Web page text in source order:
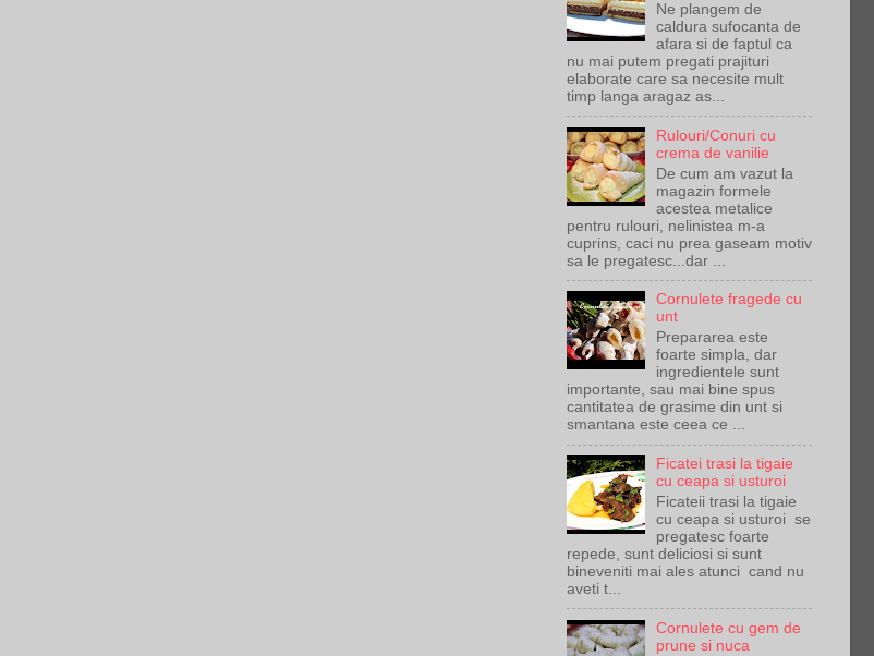
Ne plangem de
caldura sufocanta de
afara si de faptul ca
nu mai putem pregati prajituri
elaborate care sa necesite mult
timp langa aragaz as...
Rulouri/Conuri cu
crema de vanilie
De cum am vazut la
magazin formele
acestea metalice
pentru rulouri, nelinistea m-a
cuprins, caci nu prea gaseam motiv
sa le pregatesc...dar ...
Cornulete fragede cu
unt
Prepararea este
foarte simpla, dar
ingredientele sunt
importante, sau mai bine spus
cantitatea de grasime din unt si
smantana este ceea ce ...
Ficatei trasi la tigaie
cu ceapa si usturoi
Ficateii trasi la tigaie
cu ceapa si usturoi se
pregatesc foarte
repede, sunt deliciosi si sunt
bineveniti mai ales atunci cand nu
aveti t...
Cornulete cu gem de
prune si nuca